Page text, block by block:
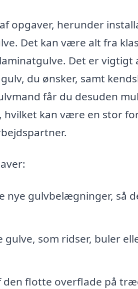
opgaver, herunder
Det kan være alt fra
Det er vigtigt
du ønsker, samt
får du desuden
kan være en stor
gulvbelægninger, så
som ridser, buler
den flotte overflade på